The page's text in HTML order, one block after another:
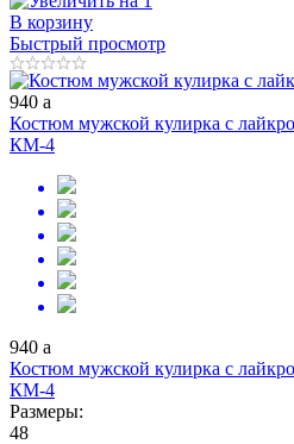
В корзину
Быстрый просмотр
940 a
Костюм мужской кулирка с
КМ-4
940 a
Костюм мужской кулирка с
КМ-4
Размеры:
48